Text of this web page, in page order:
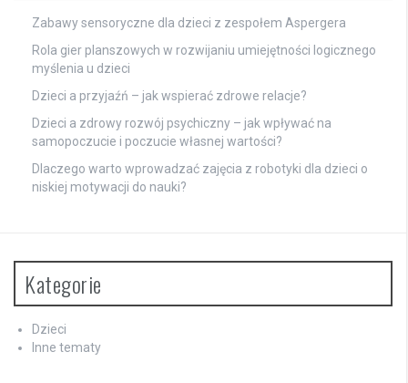
Zabawy sensoryczne dla dzieci z zespołem Aspergera
Rola gier planszowych w rozwijaniu umiejętności logicznego
myślenia u dzieci
Dzieci a przyjaźń – jak wspierać zdrowe relacje?
Dzieci a zdrowy rozwój psychiczny – jak wpływać na
samopoczucie i poczucie własnej wartości?
Dlaczego warto wprowadzać zajęcia z robotyki dla dzieci o
niskiej motywacji do nauki?
Kategorie
Dzieci
Inne tematy